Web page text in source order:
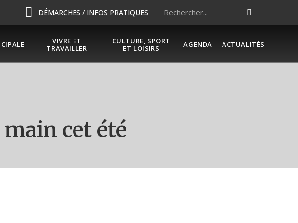
DÉMARCHES / INFOS PRATIQUES
VIVRE ET
TRAVAILLER
CULTURE, SPORT
ET LOISIRS
AGENDA ACTUALITÉS
cet été